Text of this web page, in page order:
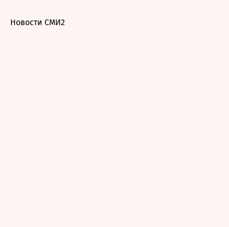
Новости СМИ2